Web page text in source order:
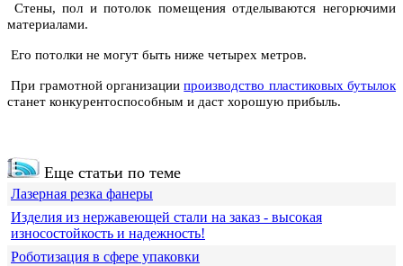
Стены, пол и потолок помещения отделываются негорючими
материалами.
Его потолки не могут быть ниже четырех метров.
При грамотной организациипроизводство пластиковых бутылок
станет конкурентоспособным и даст хорошую прибыль.
Еще статьи по теме
Лазерная резка фанеры
Изделия из нержавеющей стали на заказ - высокая
износостойкость и надежность!
Роботизация в сфере упаковки